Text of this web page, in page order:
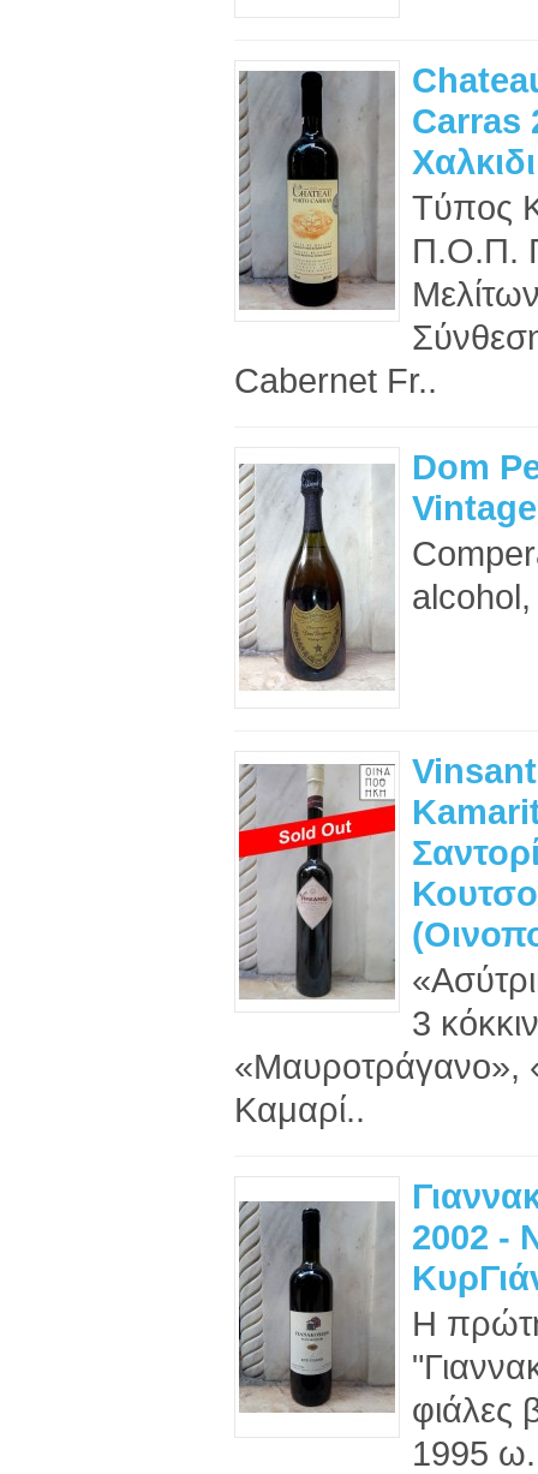
Carras
Tύπος
Π.Ο.Π.
Cabernet Fr..
Dom
3
«Μαυροτράγανο»,
Καμαρί..
2002 -
Η
φιάλες
1995